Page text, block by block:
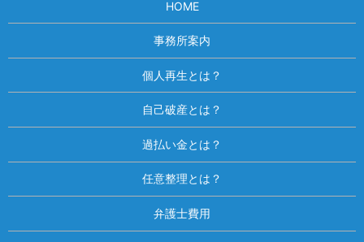
HOME
事務所案内
個人再生とは？
自己破産とは？
過払い金とは？
任意整理とは？
弁護士費用